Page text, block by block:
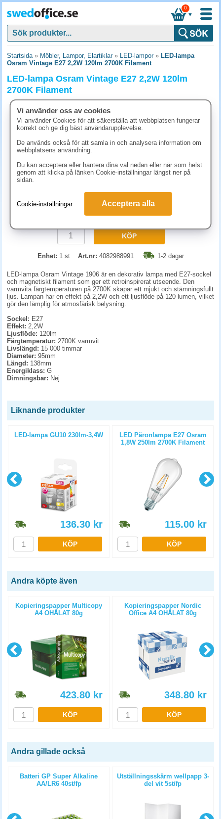
▼
0
Startsida» Möbler, Lampor, Elartiklar» LED-lampor» LED-lampa
Osram Vintage E27 2,2W 120lm 2700K Filament
LED-lampa Osram Vintage E27 2,2W 120lm
2700K Filament
443.80 kr (inkl. moms)
KÖP
Enhet: 1 st Art.nr: 4082988991 1-2 dagar
LED-lampa Osram Vintage 1906 är en dekorativ lampa med E27-sockel
och magnetiskt filament som ger ett retroinspirerat utseende. Den
varmvita färgtemperaturen på 2700K skapar ett mjukt och stämningsfullt
ljus. Lampan har en effekt på 2,2W och ett ljusflöde på 120 lumen, vilket
gör den lämplig för atmosfärisk belysning.
Sockel: E27
Effekt: 2,2W
Ljusflöde: 120lm
Färgtemperatur: 2700K varmvit
Livslängd: 15 000 timmar
Diameter: 95mm
Längd: 138mm
Energiklass: G
Dimningsbar: Nej
Liknande produkter
LED-lampa GU10 230lm-3,4W
136.30 kr
KÖP
LED Päronlampa E27 Osram
1,8W 250lm 2700K Filament
115.00 kr
KÖP
Andra köpte även
Kopieringspapper Multicopy
A4 OHÅLAT 80g
423.80 kr
KÖP
Kopieringspapper Nordic
Office A4 OHÅLAT 80g
348.80 kr
KÖP
Andra gillade också
Batteri GP Super Alkaline
AA/LR6 40st/fp
Utställningsskärm wellpapp 3-
del vit 5st/fp
Vi använder oss av cookies
Vi använder Cookies för att säkerställa att webbplatsen fungerar
korrekt och ge dig bäst användarupplevelse.
De används också för att samla in och analysera information om
webbplatsens användning.
Du kan acceptera eller hantera dina val nedan eller när som helst
genom att klicka på länken Cookie-inställningar längst ner på
sidan.
Cookie-inställningar Acceptera alla